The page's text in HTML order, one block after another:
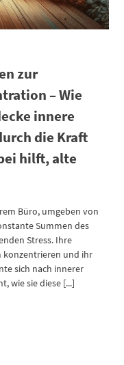
zur
– Wie
innere
die Kraft
hilft, alte
Büro, umgeben von
Summen des
Stress. Ihre
konzentrieren und ihr
sich nach innerer
wie sie diese [...]